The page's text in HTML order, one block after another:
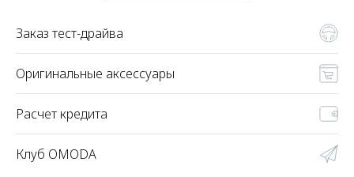
Заказ тест-драйва
Оригинальные аксессуары
Расчет кредита
Клуб OMODA